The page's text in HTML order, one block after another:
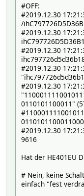
#OFF:
#2019.12.30
/
#2019.12.30
#2019.12.30
#2019.12.30
#2019.12.30
0110101100011"
0110101100011000
#2019.12.30
9616
Hat der HE401EU
# Nein, keine
einfach "fest